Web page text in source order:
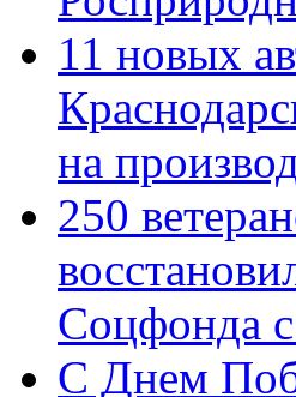
11 новых
на
250
Соцфонда
С Днем